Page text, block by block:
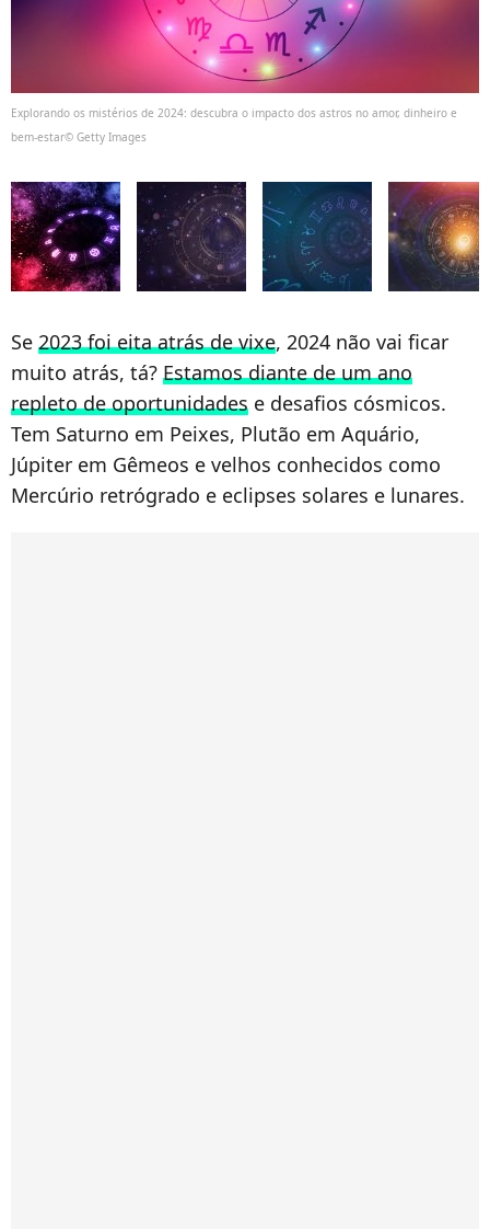
Explorando os mistérios de 2024: descubra o impacto dos astros no amor, dinheiro e
bem-estar© Getty Images
Se 2023 foi eita atrás de vixe, 2024 não vai ficar
muito atrás, tá? Estamos diante de um ano
repleto de oportunidades e desafios cósmicos.
Tem Saturno em Peixes, Plutão em Aquário,
Júpiter em Gêmeos e velhos conhecidos como
Mercúrio retrógrado e eclipses solares e lunares.